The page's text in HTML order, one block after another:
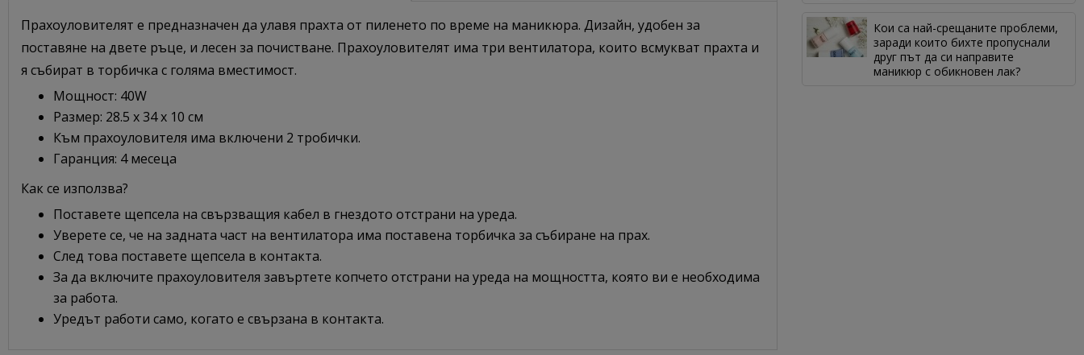
Прахоуловителят е предназначен да улавя прахта от пиленето по време на маникюра. Дизайн, удобен за
поставяне на двете ръце, и лесен за почистване. Прахоуловителят има три вентилатора, които всмукват прахта и
я събират в торбичка с голяма вместимост.
Мощност: 40W
Размер: 28.5 х 34 х 10 см
Към прахоуловителя има включени 2 тробички.
Гаранция: 4 месеца
Как се използва?
Поставете щепсела на свързващия кабел в гнездото отстрани на уреда.
Уверете се, че на задната част на вентилатора има поставена торбичка за събиране на прах.
След това поставете щепсела в контакта.
За да включите прахоуловителя завъртете копчето отстрани на уреда на мощността, която ви е необходима
за работа.
Уредът работи само, когато е свързана в контакта.
Кои са най-срещаните проблеми,
заради които бихте пропуснали
друг път да си направите
маникюр с обикновен лак?